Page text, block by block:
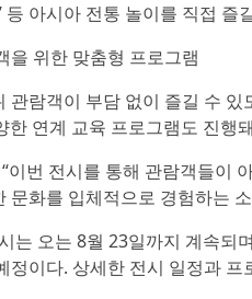
등 아시아 전통 놀이를 직접
위한 맞춤형 프로그램
관람객이 부담 없이 즐길 수
한 연계 교육 프로그램도 진
번 전시를 통해 관람객들이
문화를 입체적으로 경험하는
는 오는 8월 23일까지 계속되
정이다. 상세한 전시 일정과